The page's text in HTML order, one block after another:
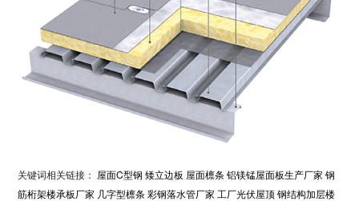
关键词相关链接： 屋面C型钢 矮立边板 屋面檩条 铝镁锰屋面板生产厂家 钢
筋桁架楼承板厂家 几字型檩条 彩钢落水管厂家 工厂光伏屋顶 钢结构加层楼